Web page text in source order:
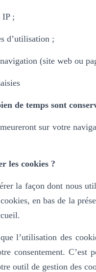
IP ;
d’utilisation ;
(site web ou
de temps sont
sur votre
les cookies ?
la façon dont nous
en bas de la
l’utilisation des
consentement. C’est
outil de gestion des